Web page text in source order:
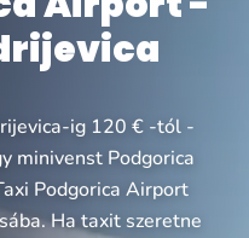
ig 120 € -tól -
minivenst Podgorica
Podgorica Airport
Ha taxit szeretne